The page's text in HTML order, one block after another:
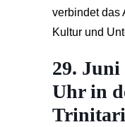
verbindet das
Kultur und
29. Juni
Uhr in